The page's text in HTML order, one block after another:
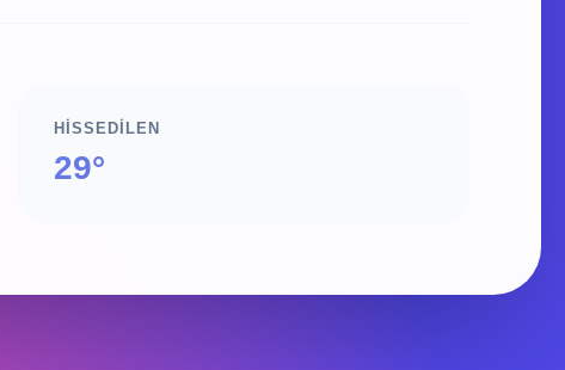
HISSEDILEN
29°